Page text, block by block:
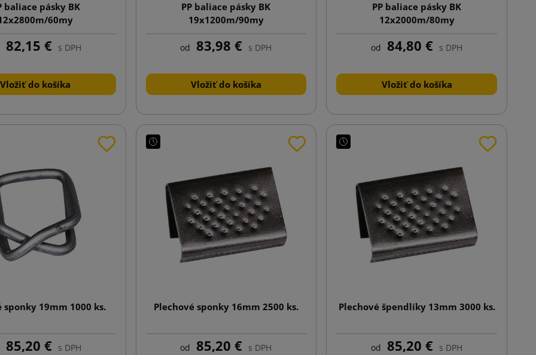
baliace pásky BK
60my
82,15 € s DPH
Vložiť do košíka
PP baliace pásky BK
19x1200m/90my
od 83,98 € s DPH
Vložiť do košíka
PP baliace pásky BK
12x2000m/80my
od 84,80 € s DPH
Vložiť do košíka
sponky 19mm 1000 ks.
85,20 € s DPH
Plechové sponky 16mm 2500 ks.
od 85,20 € s DPH
Plechové špendlíky 13mm 3000 ks.
od 85,20 € s DPH